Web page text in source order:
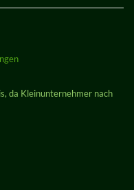
da Kleinunternehmer nach